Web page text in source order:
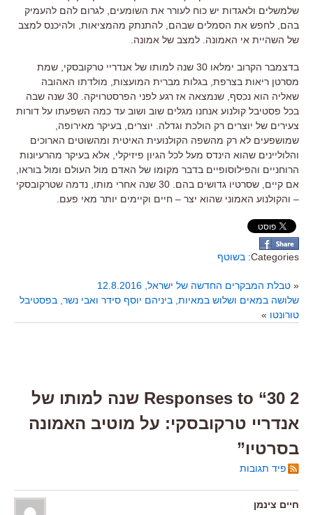
שלמשלים ולאגדות יש כוח לעורר את השומעים, לגרום להם להעמיק
בהם, לחפש את הסמלים שבהם, להתנתק מהמציאות, ולהיכנס למצב
של השהיית אי האמונה. למצב של אמונה.
בדצמבר הקרוב ימלאו 30 שנה למותו של אנדריי טרקובסקי, שמת
מסרטן ריאות בצרפת, בגלות מברית המועצות, מולדתו האהובה
שאליה הוא נכסף, שנמצאה אז רגע לפני הפרסטרויקה. 30 שנה שבה
בכל פסטיבל קולנוע אנחנו מגלים שוב ושוב עד כמה השפעתו על דורות
צעירים של יוצרים רק הולכת וגדלה. יוצרים, בעיקר מאירופה,
שמושפעים לא רק מהשפה הקולנועית האיטית ומהשוטים הארוכים
והלוליינים שהוא הינדס מעל לכל הגיון פיזיקלי, אלא בעיקר מהרעיונות
הרוחניים והפילוסופיים בדבר מקומו של האדם מול העולם ומול בוראו,
אם קיים, שסרטיו גדושים בהם. 30 שנה אחרי מותו, נדמה שטרקובסקי
– והקולנוע האמוני שהוא יצר – חיים וקיימים יותר מאי פעם.
Categories: בשוטף
« טבלת המבקרים החדשה של ישראל, 12.8.2016
שלושה במאים ושלוש במאיות, ביניהם יוסף סידר ואבי נשר, בפסטיבל
טורונטו »
2 Responses to “30 שנה למותו של
אנדריי טרקובסקי: על מוטיב האמונה
בסרטיו”
פיד תגובות
חיים צינמן